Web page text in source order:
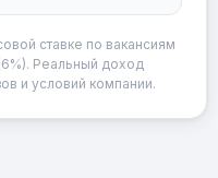
ставке по вакансиям
Реальный доход
и условий компании.